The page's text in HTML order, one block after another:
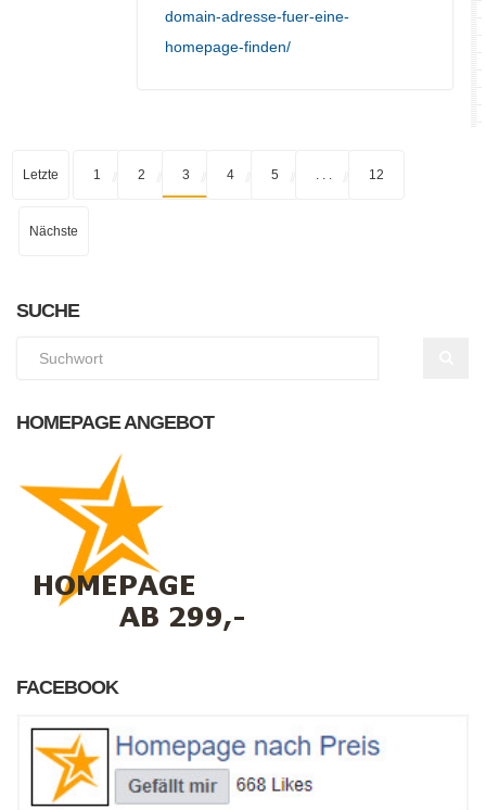
domain-adresse-fuer-eine-
homepage-finden/
Letzte 1 2 3 4 5 12
Nächste
SUCHE
HOMEPAGE ANGEBOT
FACEBOOK